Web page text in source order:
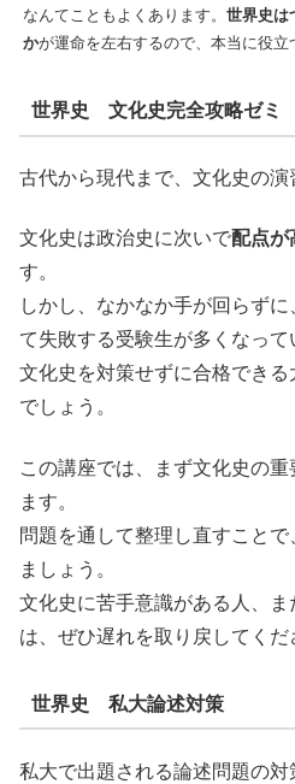
なんてこともよくあります。 世界史は
かが運命を左右するので、本当に役立
世界史 文化史完全攻略ゼミ
古代から現代まで、文化史の演
文化史は政治史に次いで配点が
す。
しかし、なかなか手が回らず
て失敗する受験生が多くなって
文化史を対策せずに合格でき
でしょう。
この講座では、まず文化史の
ます。
問題を通して整理し直すこと
ましょう。
文化史に苦手意識がある人、ま
は、ぜひ遅れを取り戻してくだ
世界史 私大論述対策
私大で出題される論述問題の対